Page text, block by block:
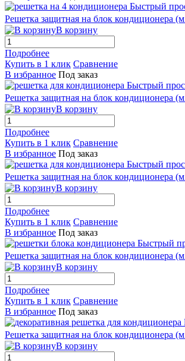
Быстрый
Решетка защитная на блок кондиционера
В корзину
Подробнее
Купить в 1 клик Сравнение
В избранное Под заказ
Быстрый
Решетка защитная на блок кондиционера
В корзину
Подробнее
Купить в 1 клик Сравнение
В избранное Под заказ
Быстрый
Решетка защитная на блок кондиционера
В корзину
Подробнее
Купить в 1 клик Сравнение
В избранное Под заказ
Быстрый
Решетка защитная на блок кондиционера
В корзину
Подробнее
Купить в 1 клик Сравнение
В избранное Под заказ
Решетка защитная на блок кондиционера
В корзину